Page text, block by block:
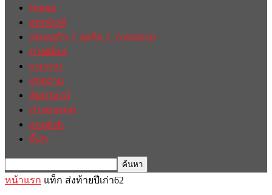
Home
ฮอตนิวส์
เศรษฐกิจ / ธุรกิจ / การตลาด
การเมือง
รายงาน
บทความ
สัมภาษณ์
ต่างประเทศ
english
อื่นๆ
หน้าแรก แท็ก ส่งท้ายปีเก่า62